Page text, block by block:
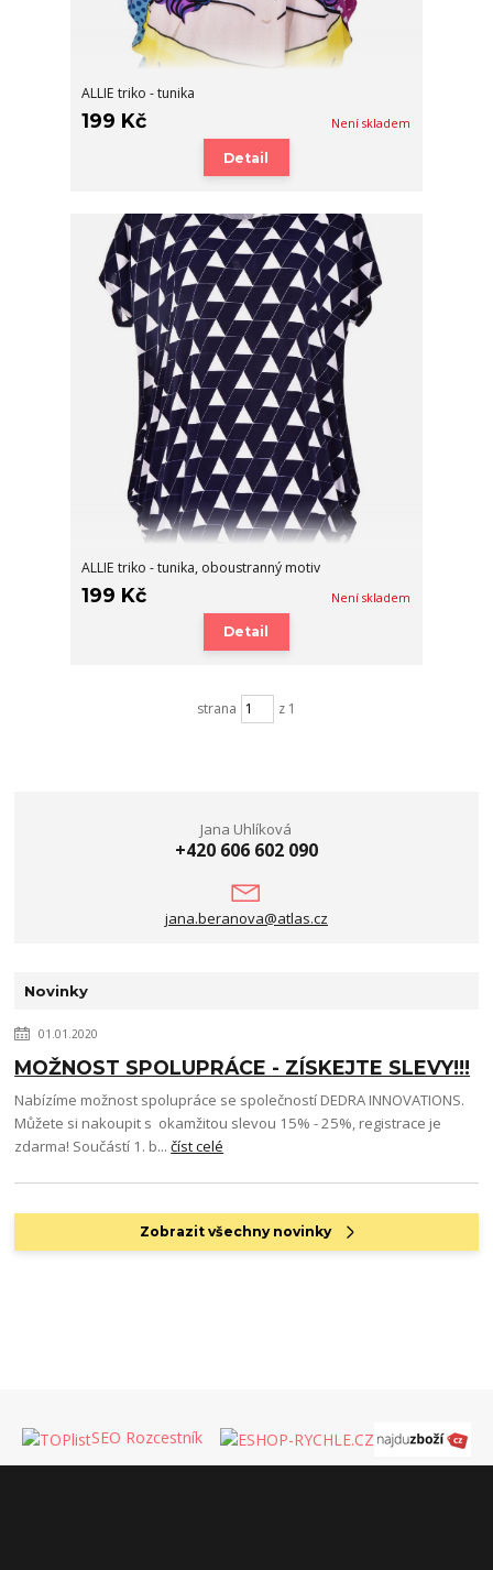
ALLIE triko - tunika
199 Kč Není skladem
Detail
ALLIE triko - tunika, oboustranný motiv
199 Kč Není skladem
Detail
strana z 1
Jana Uhlíková
+420 606 602 090
jana.beranova@atlas.cz
Novinky
01.01.2020
MOŽNOST SPOLUPRÁCE - ZÍSKEJTE SLEVY!!!
Nabízíme možnost spolupráce se společností DEDRA INNOVATIONS.
Můžete si nakoupit s okamžitou slevou 15% - 25%, registrace je
zdarma! Součástí 1. b...číst celé
Zobrazit všechny novinky
SEO Rozcestník